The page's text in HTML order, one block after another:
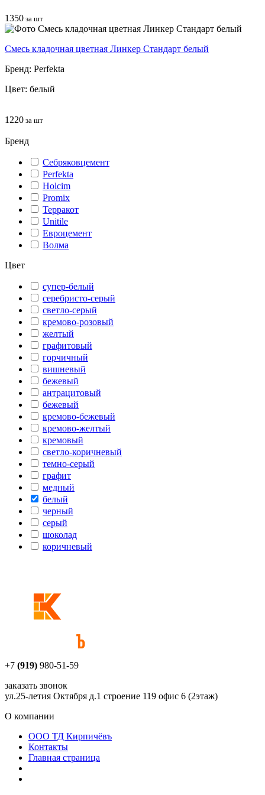
1350 за шт
Смесь кладочная цветная Линкер Стандарт белый
Бренд: Perfekta
Цвет: белый
1220 за шт
Бренд
Себряковцемент
Perfekta
Holcim
Promix
Терракот
Unitile
Евроцемент
Волма
Цвет
супер-белый
серебристо-серый
светло-серый
кремово-розовый
желтый
графитовый
горчичный
вишневый
бежевый
антрацитовый
бежевый
кремово-бежевый
кремово-желтый
кремовый
светло-коричневый
темно-серый
графит
медный
белый
черный
серый
шоколад
коричневый
+7 (919) 980-51-59
заказать звонок
ул.25-летия Октября д.1 строение 119 офис 6 (2этаж)
О компании
ООО ТД Кирпичёвъ
Контакты
Главная страница